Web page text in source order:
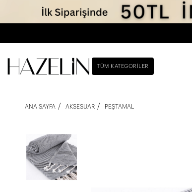
TÜM KATEGORILER
ANA SAYFA AKSESUAR PEŞTAMAL